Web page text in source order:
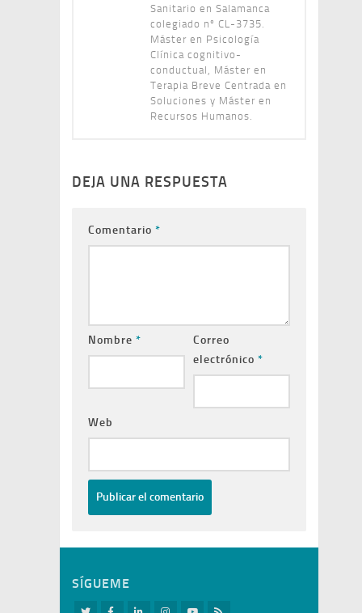
Sanitario en Salamanca
colegiado nº CL-3735.
Máster en Psicología
Clínica cognitivo-
conductual, Máster en
Terapia Breve Centrada en
Soluciones y Máster en
Recursos Humanos.
DEJA UNA RESPUESTA
Comentario *
Nombre *
Correo
electrónico *
Web
SÍGUEME